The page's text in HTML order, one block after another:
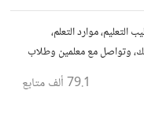
التعليم، موارد التعلم،
وتواصل مع معلمين وطلاب
79.1 ألف متابع